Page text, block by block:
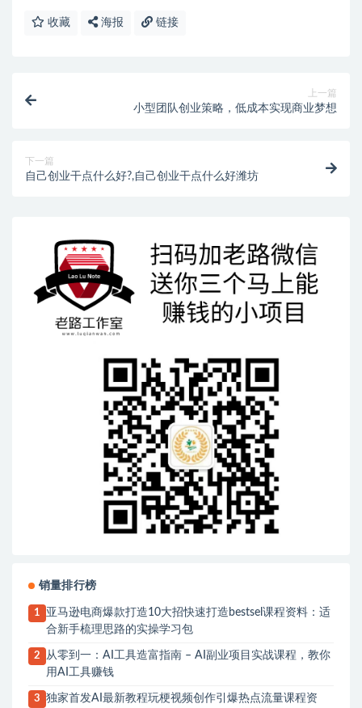
收藏 海报 链接
上一篇
小型团队创业策略，低成本实现商业梦想
下一篇
自己创业干点什么好?,自己创业干点什么好潍坊
销量排行榜
1
亚马逊电商爆款打造10大招快速打造bestsel课程资料：适
合新手梳理思路的实操学习包
2
从零到一：AI工具造富指南 – AI副业项目实战课程，教你
用AI工具赚钱
3
独家首发AI最新教程玩梗视频创作引爆热点流量课程资